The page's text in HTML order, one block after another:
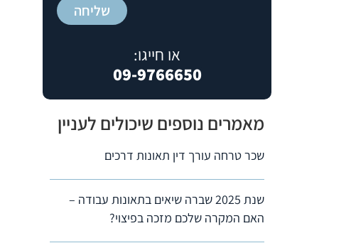
שליחה
או חייגו:
09-9766650
מאמרים נוספים שיכולים לעניין
שכר טרחה עורך דין תאונות דרכים
שנת 2025 שברה שיאים בתאונות עבודה –
האם המקרה שלכם מזכה בפיצוי?